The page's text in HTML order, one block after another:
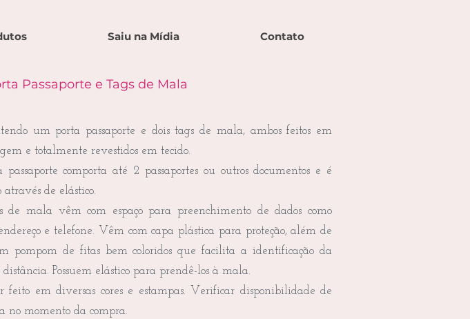
Saiu na Mídia Contato
Passaporte e Tags de Mala
um porta passaporte e dois tags de mala, ambos feitos em
e totalmente revestidos em tecido.
passaporte comporta até 2 passaportes ou outros documentos e é
através de elástico.
de mala vêm com espaço para preenchimento de dados como
e telefone. Vêm com capa plástica para proteção, além de
pompom de fitas bem coloridos que facilita a identificação da
Possuem elástico para prendê-los à mala.
feito em diversas cores e estampas. Verificar disponibilidade de
no momento da compra.